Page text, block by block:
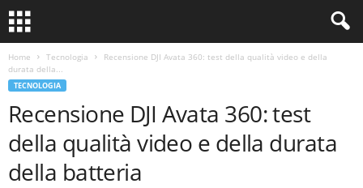
Home Tecnologia
Recensione DJI Avata 360: test della qualità video e della
durata della...
TECNOLOGIA
Recensione DJI Avata 360: test
della qualità video e della durata
della batteria